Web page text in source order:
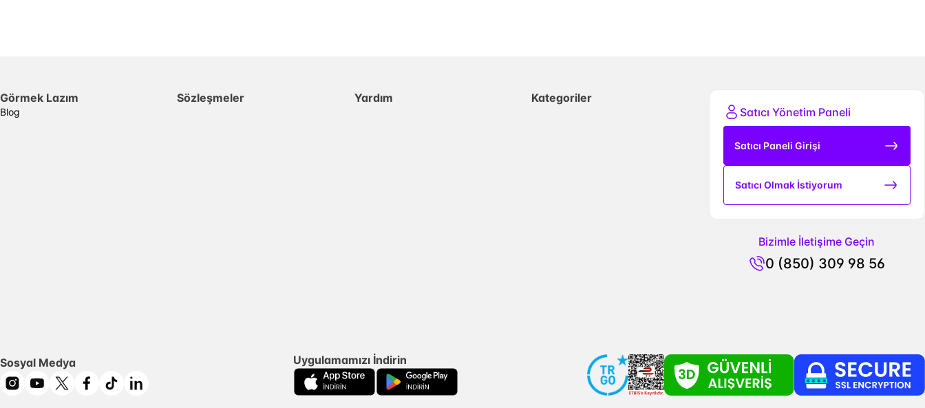
Görmek Lazım
Blog
Sözleşmeler Yardım
Kategoriler
Satıcı Yönetim Paneli
Satıcı Paneli Girişi
Satıcı Olmak İstiyorum
Bizimle İletişime Geçin
0 (850) 309 98 56
Sosyal Medya Uygulamamızı İndirin